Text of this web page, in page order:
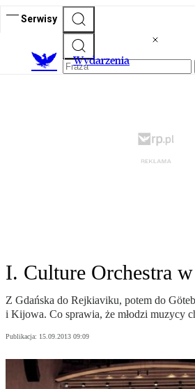
Serwisy
Wydarzenia
I. Culture Orchestra
Z Gdańska do Rejkiaviku, potem do
i Kijowa. Co sprawia, że młodzi muzycy
Publikacja: 15.09.2013 09:09